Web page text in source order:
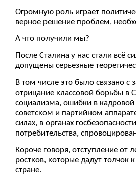
Огромную роль играет
верное решение проблем,
А что получили мы?
После Сталина у нас стали всё
допущены серьезные
В том числе это было связано с
отрицание классовой борьбы в
социализма, ошибки в
советском и партийном
силах, в органах
потребительства,
Короче говоря, отступление
ростков, которые дадут
стране.